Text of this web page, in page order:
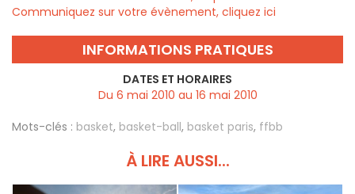
Communiquez sur votre évènement, cliquez ici
INFORMATIONS PRATIQUES
DATES ET HORAIRES
Du 6 mai 2010 au 16 mai 2010
Mots-clés : basket, basket-ball, basket paris, ffbb
À LIRE AUSSI...